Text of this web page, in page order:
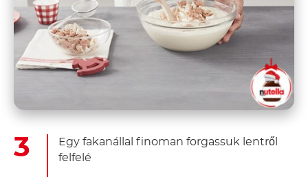
Egy fakanállal finoman forgassuk lentről
felfelé